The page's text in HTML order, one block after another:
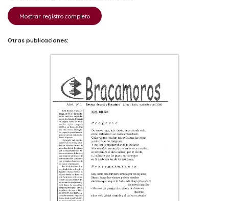
Mostrar registro completo
Otras publicaciones: